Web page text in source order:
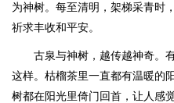
为神树。每至清明，架梯采青时
祈求丰收和平安。
古泉与神树，越传越神奇。
这样。枯榴茶里一直都有温暖的
树都在阳光里倚门回首，让人感